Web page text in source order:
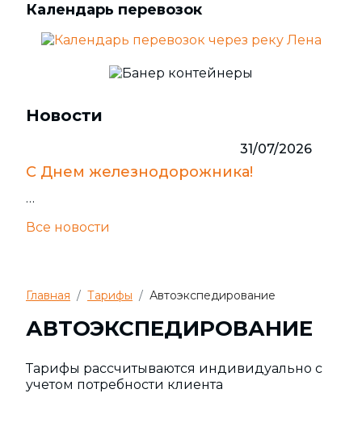
Календарь перевозок
Новости
31/07/2026
С Днем железнодорожника!
…
Все новости
Главная Тарифы Автоэкспедирование
АВТОЭКСПЕДИРОВАНИЕ
Тарифы рассчитываются индивидуально с
учетом потребности клиента